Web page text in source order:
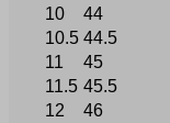
10
44
10.5 44.5
11
45
11.5 45.5
12
46